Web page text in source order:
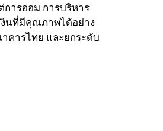
ารออม การบริหาร
งินที่มีคุณภาพได้อย่าง
คารไทย และยกระดับ